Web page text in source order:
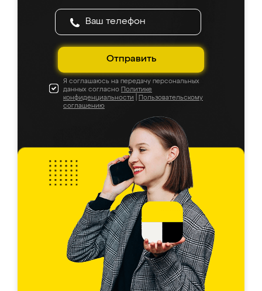
Отправить
Я соглашаюсь на передачу персональных
данных согласно Политике
конфиденциальности
Пользовательскому
соглашению